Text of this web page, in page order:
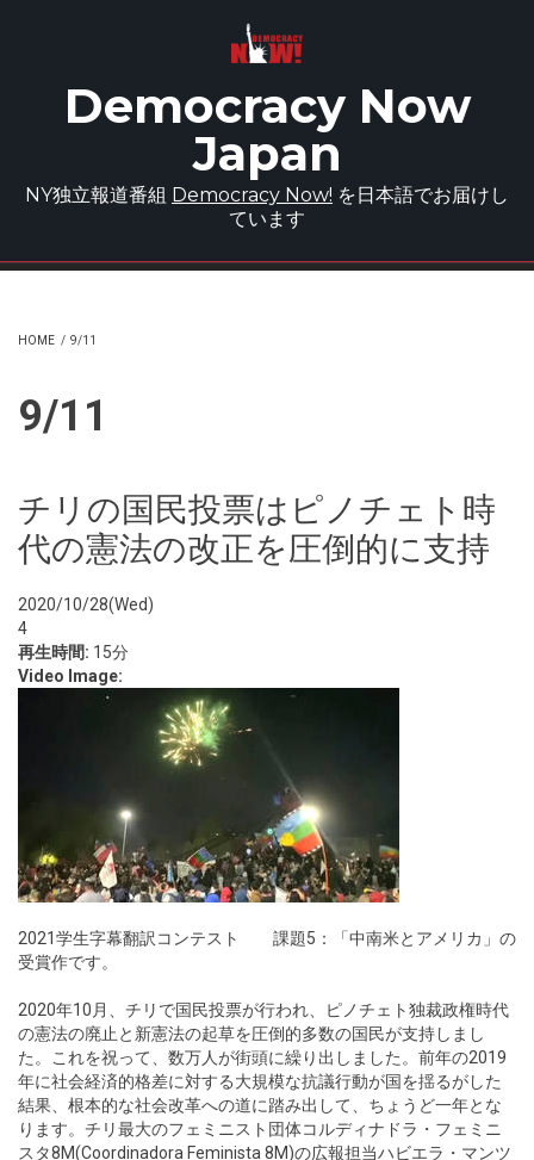
Democracy Now
Japan
NY独立報道番組 Democracy Now! を日本語でお届けし
ています
HOME / 9/11
9/11
チリの国民投票はピノチェト時
代の憲法の改正を圧倒的に支持
2020/10/28(Wed)
4
再生時間: 15分
Video Image:
2021学生字幕翻訳コンテスト 課題5：「中南米とアメリカ」の
受賞作です。
2020年10月、チリで国民投票が行われ、ピノチェト独裁政権時代
の憲法の廃止と新憲法の起草を圧倒的多数の国民が支持しまし
た。これを祝って、数万人が街頭に繰り出しました。前年の2019
年に社会経済的格差に対する大規模な抗議行動が国を揺るがした
結果、根本的な社会改革への道に踏み出して、ちょうど一年とな
ります。チリ最大のフェミニスト団体コルディナドラ・フェミニ
スタ8M(Coordinadora Feminista 8M)の広報担当ハビエラ・マンツ